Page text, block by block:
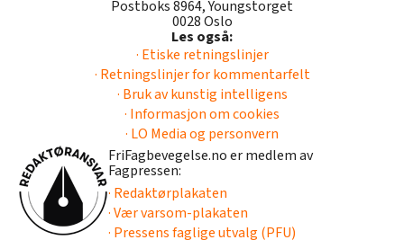
Postboks 8964, Youngstorget
0028 Oslo
Les også:
· Etiske retningslinjer
· Retningslinjer for kommentarfelt
· Bruk av kunstig intelligens
· Informasjon om cookies
· LO Media og personvern
FriFagbevegelse.no er medlem av
Fagpressen:
· Redaktørplakaten
· Vær varsom-plakaten
· Pressens faglige utvalg (PFU)